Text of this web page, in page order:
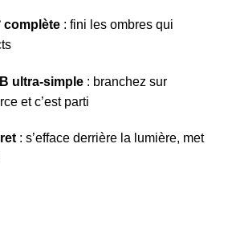
complète : fini les ombres qui
ultra-simple : branchez sur
et c’est parti
: s’efface derrière la lumière, met